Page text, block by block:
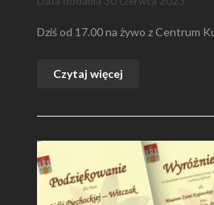
Dziś od 17.00 na żywo z Centrum
Czytaj więcej